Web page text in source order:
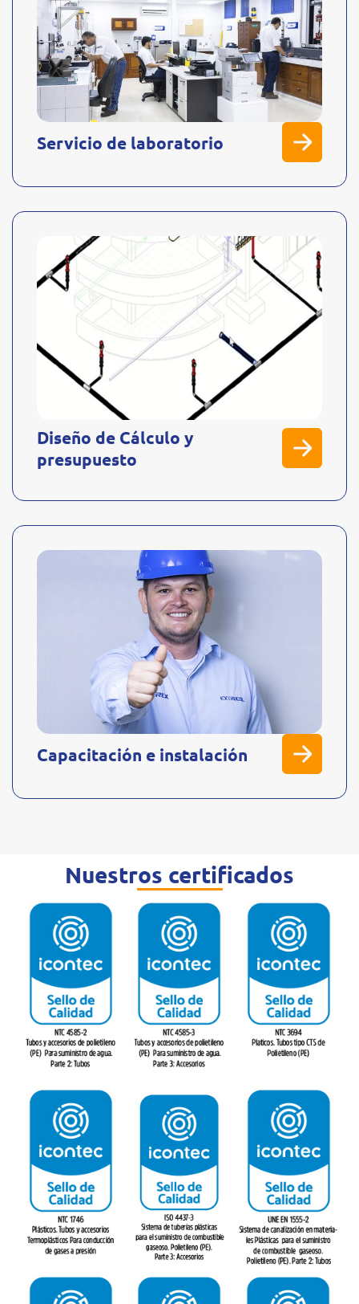
Servicio de laboratorio
Diseño de Cálculo y
presupuesto
Capacitación e instalación
Nuestros certificados